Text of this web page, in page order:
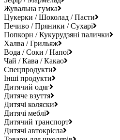
Жувальна гумка
Цукерки / Шоколад / Пасти
Печиво / Пряники / Сухарі
Попкорн / Кукурудзяні палички
Халва / Грильяж
Вода / Соки / Напої
Чай / Кава / Какао
Спецпродукти
Інші продукти
Дитячий одяг
Дитяче взуття
Дитячі коляски
Дитячі меблі
Дитячий транспорт
Дитячі автокрісла